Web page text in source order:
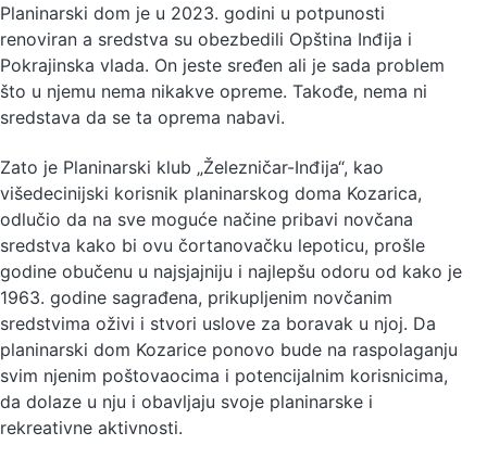
Planinarski dom je u 2023. godini u potpunosti
renoviran a sredstva su obezbedili Opština Inđija i
Pokrajinska vlada. On jeste sređen ali je sada problem
što u njemu nema nikakve opreme. Takođe, nema ni
sredstava da se ta oprema nabavi.
Zato je Planinarski klub „Železničar-Inđija“, kao
višedecinijski korisnik planinarskog doma Kozarica,
odlučio da na sve moguće načine pribavi novčana
sredstva kako bi ovu čortanovačku lepoticu, prošle
godine obučenu u najsjajniju i najlepšu odoru od kako je
1963. godine sagrađena, prikupljenim novčanim
sredstvima oživi i stvori uslove za boravak u njoj. Da
planinarski dom Kozarice ponovo bude na raspolaganju
svim njenim poštovaocima i potencijalnim korisnicima,
da dolaze u nju i obavljaju svoje planinarske i
rekreativne aktivnosti.